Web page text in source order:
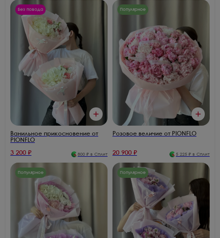
Без повода
Ванильное прикосновение от
PIONFLO
3 200 ₽ 800 ₽ в Сплит
Популярное
Розовое величие от PIONFLO
20 900 ₽ 5 225 ₽ в Сплит
Популярное Популярное